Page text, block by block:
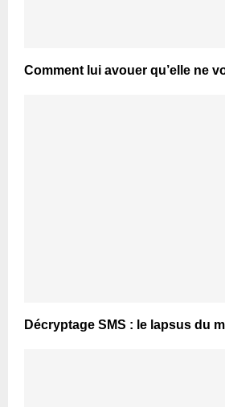
Comment lui avouer qu’elle ne
Décryptage SMS : le lapsus du